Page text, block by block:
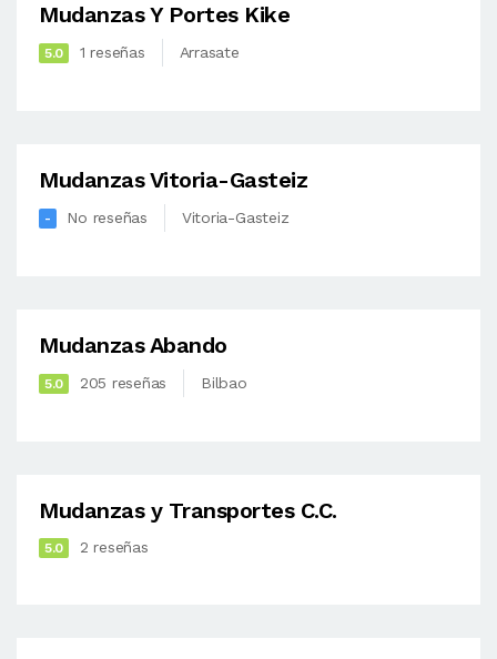
Mudanzas Y Portes Kike
5.0 1 reseñas Arrasate
Mudanzas Vitoria-Gasteiz
- No reseñas Vitoria-Gasteiz
Mudanzas Abando
5.0 205 reseñas Bilbao
Mudanzas y Transportes C.C.
5.0 2 reseñas